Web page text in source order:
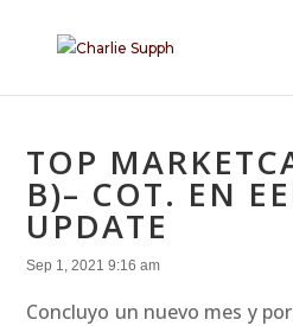
TOP
B)– COT. EN
UPDATE
Sep 1, 2021 9:16 am
Concluyo un nuevo mes y